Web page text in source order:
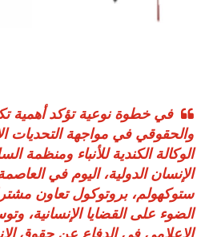
في خطوة نوعية تؤكد أهمية
والحقوقي في مواجهة التحديات
الوكالة الكندية للأنباء ومنظمة
الإنسان الدولية، اليوم في
ستوكهولم، بروتوكول تعاون
الضوء على القضايا الإنسانية،
الإعلامي في الدفاع عن حقوق